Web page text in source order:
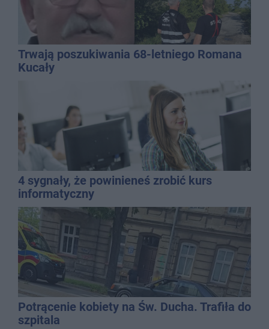
Trwają poszukiwania 68-letniego Romana
Kucały
4 sygnały, że powinieneś zrobić kurs
informatyczny
Potrącenie kobiety na Św. Ducha. Trafiła do
szpitala